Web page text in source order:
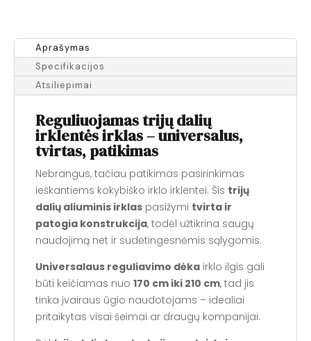
Aprašymas
Specifikacijos
Atsiliepimai
Reguliuojamas trijų dalių
irklentės irklas – universalus,
tvirtas, patikimas
Nebrangus, tačiau patikimas pasirinkimas
ieškantiems kokybiško irklo irklentei. Šis trijų
dalių aliuminis irklas pasižymi tvirta ir
patogia konstrukcija, todėl užtikrina saugų
naudojimą net ir sudėtingesnėmis sąlygomis.
Universalaus reguliavimo dėka irklo ilgis gali
būti keičiamas nuo 170 cm iki 210 cm, tad jis
tinka įvairaus ūgio naudotojams – idealiai
pritaikytas visai šeimai ar draugų kompanijai.